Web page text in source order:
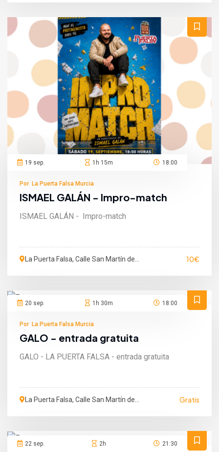
19 sep. 1h 15m 18:00
Por La Puerta Falsa Murcia
ISMAEL GALÁN - Impro-match
ISMAEL GALÁN - Impro-match
La Puerta Falsa, Calle San Martín de
10€
20 sep. 1h 30m 18:00
Por La Puerta Falsa Murcia
GALO - entrada gratuita
GALO - LA PUERTA FALSA - entrada gratuita
La Puerta Falsa, Calle San Martín de
Gratis
22 sep. 2h 21:30